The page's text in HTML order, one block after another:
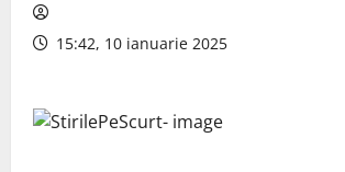
15:42, 10 ianuarie 2025